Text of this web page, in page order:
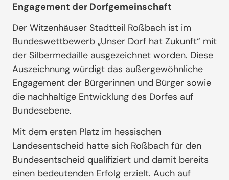
Engagement der Dorfgemeinschaft
Der Witzenhäuser Stadtteil Roßbach ist im
Bundeswettbewerb „Unser Dorf hat Zukunft“ mit
der Silbermedaille ausgezeichnet worden. Diese
Auszeichnung würdigt das außergewöhnliche
Engagement der Bürgerinnen und Bürger sowie
die nachhaltige Entwicklung des Dorfes auf
Bundesebene.
Mit dem ersten Platz im hessischen
Landesentscheid hatte sich Roßbach für den
Bundesentscheid qualifiziert und damit bereits
einen bedeutenden Erfolg erzielt. Auch auf